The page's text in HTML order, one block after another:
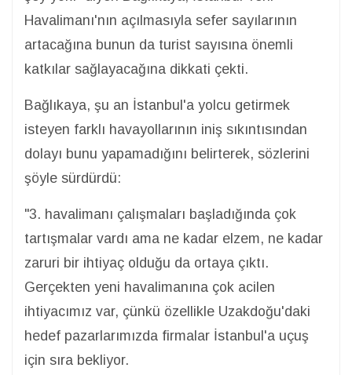
Havalimanı'nın açılmasıyla sefer sayılarının
artacağına bunun da turist sayısına önemli
katkılar sağlayacağına dikkati çekti.
Bağlıkaya, şu an İstanbul'a yolcu getirmek
isteyen farklı havayollarının iniş sıkıntısından
dolayı bunu yapamadığını belirterek, sözlerini
şöyle sürdürdü:
"3. havalimanı çalışmaları başladığında çok
tartışmalar vardı ama ne kadar elzem, ne kadar
zaruri bir ihtiyaç olduğu da ortaya çıktı.
Gerçekten yeni havalimanına çok acilen
ihtiyacımız var, çünkü özellikle Uzakdoğu'daki
hedef pazarlarımızda firmalar İstanbul'a uçuş
için sıra bekliyor.